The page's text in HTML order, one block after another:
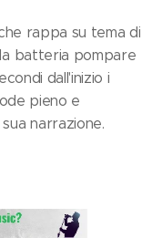
rappa su tema di
batteria pompare
dall'inizio i
pieno e
narrazione.